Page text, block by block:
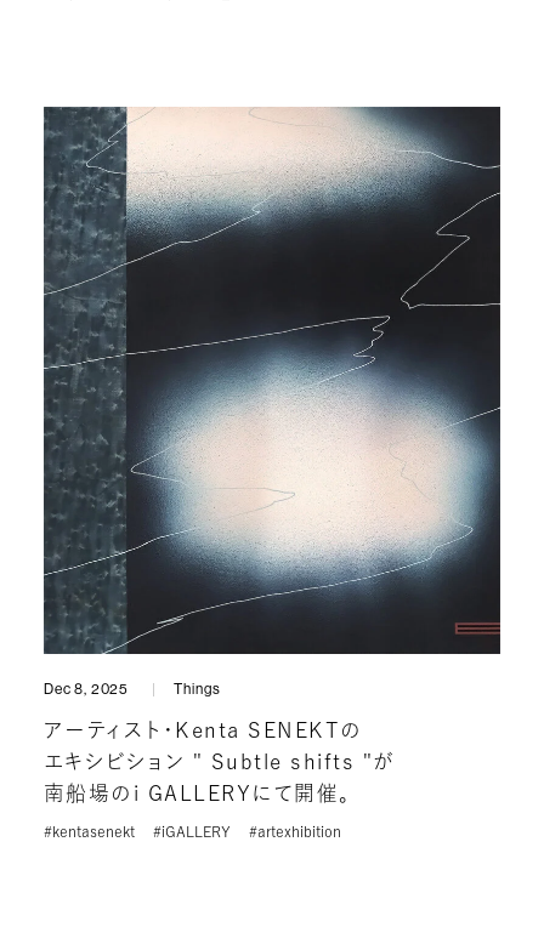
Dec 8, 2025 Things
アーティスト・Kenta SENEKTの
エキシビション " Subtle shifts "が
南船場のi GALLERYにて開催。
#kentasenekt #iGALLERY #artexhibition